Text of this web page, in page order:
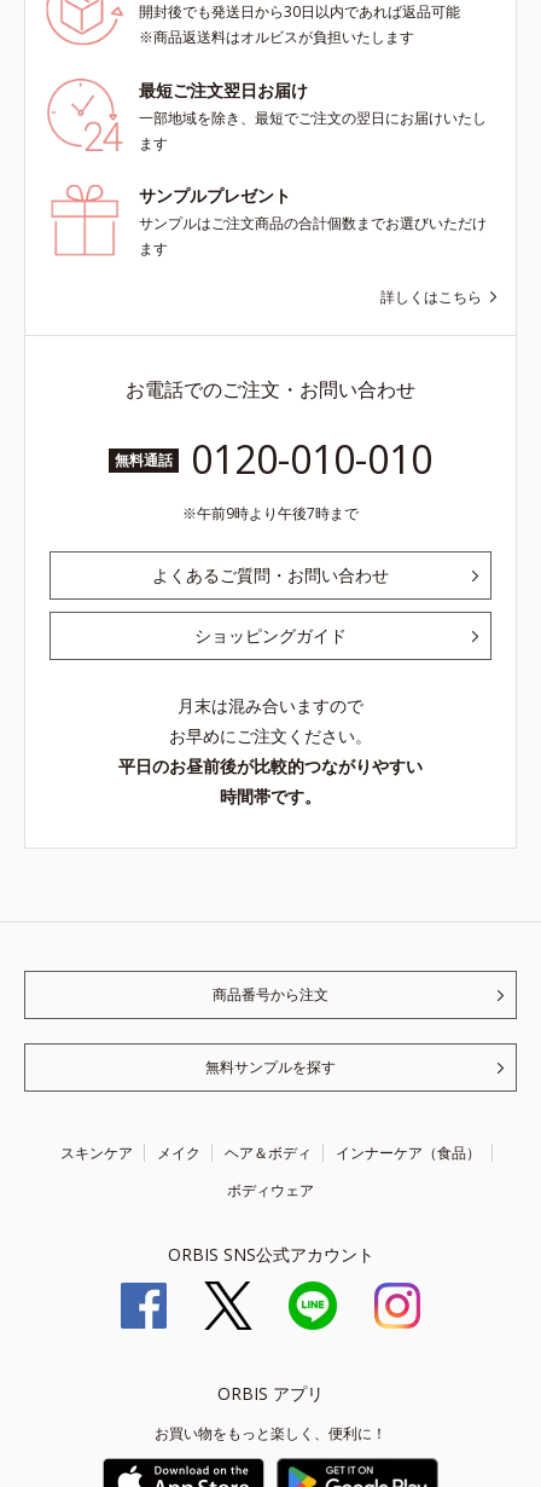
開封後でも発送日から30日以内であれば返品可能
※商品返送料はオルビスが負担いたします
最短ご注文翌日お届け
一部地域を除き、最短でご注文の翌日にお届けいたし
ます
サンプルプレゼント
サンプルはご注文商品の合計個数までお選びいただけ
ます
詳しくはこちら
お電話でのご注文・お問い合わせ
無料通話 0120-010-010
午前9時より午後7時まで
よくあるご質問・お問い合わせ
ショッピングガイド
月末は混み合いますので
お早めにご注文ください。
平日のお昼前後が比較的つながりやすい
時間帯です。
商品番号から注文
無料サンプルを探す
スキンケア メイク ヘア＆ボディ
インナーケア（食品）
ボディウェア
ORBIS SNS公式アカウント
ORBIS アプリ
お買い物をもっと楽しく、便利に！